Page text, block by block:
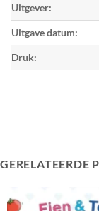
Uitgever:
Uitgave datum:
Druk:
GERELATEERDE